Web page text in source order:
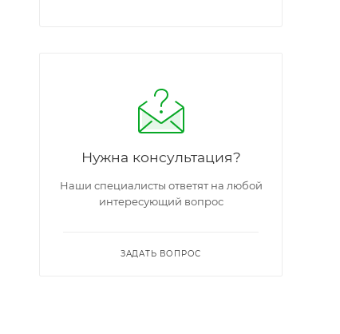
Нужна консультация?
Наши специалисты ответят на любой
интересующий вопрос
ЗАДАТЬ ВОПРОС